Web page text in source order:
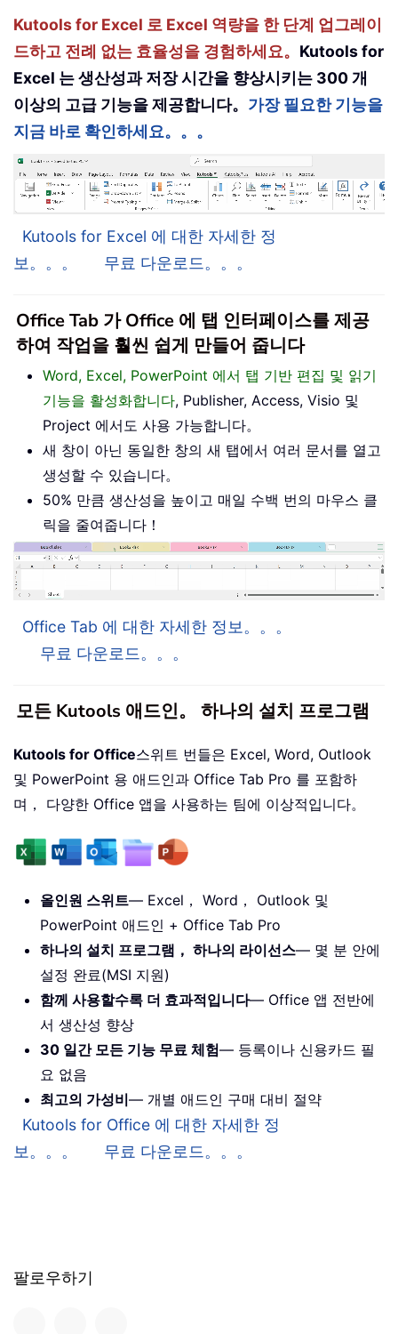
Kutools for Excel 로 Excel 역량을 한 단계 업그레이
드하고 전례 없는 효율성을 경험하세요。 Kutools for
Excel 는 생산성과 저장 시간을 향상시키는 300 개
이상의 고급 기능을 제공합니다。 가장 필요한 기능을
지금 바로 확인하세요。。。
Kutools for Excel 에 대한 자세한 정
보。。。
무료 다운로드。。。
Office Tab 가 Office 에 탭 인터페이스를 제공
하여 작업을 훨씬 쉽게 만들어 줍니다
Word, Excel, PowerPoint 에서 탭 기반 편집 및 읽기
기능을 활성화합니다, Publisher, Access, Visio 및
Project 에서도 사용 가능합니다。
새 창이 아닌 동일한 창의 새 탭에서 여러 문서를 열고
생성할 수 있습니다。
50% 만큼 생산성을 높이고 매일 수백 번의 마우스 클
릭을 줄여줍니다！
Office Tab 에 대한 자세한 정보。。。
무료 다운로드。。。
모든 Kutools 애드인。 하나의 설치 프로그램
Kutools for Office스위트 번들은 Excel, Word, Outlook
및 PowerPoint 용 애드인과 Office Tab Pro 를 포함하
며， 다양한 Office 앱을 사용하는 팀에 이상적입니다。
올인원 스위트— Excel， Word， Outlook 및
PowerPoint 애드인 + Office Tab Pro
하나의 설치 프로그램， 하나의 라이선스— 몇 분 안에
설정 완료(MSI 지원)
함께 사용할수록 더 효과적입니다— Office 앱 전반에
서 생산성 향상
30 일간 모든 기능 무료 체험— 등록이나 신용카드 필
요 없음
최고의 가성비— 개별 애드인 구매 대비 절약
Kutools for Office 에 대한 자세한 정
보。。。
무료 다운로드。。。
팔로우하기